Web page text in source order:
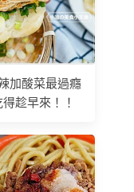
加酸菜最過癮
趁早來！！